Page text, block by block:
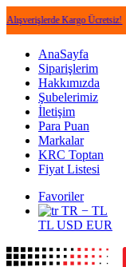
Kargo Ücretsiz! •
AnaSayfa
Siparişlerim
Hakkımızda
Şubelerimiz
İletişim
Para Puan
Markalar
KRC Toptan
Fiyat Listesi
Favoriler
TR − TL
TL USD EUR